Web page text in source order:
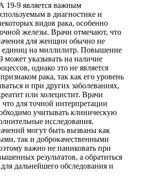
19-9 является важным
в диагностике и
видов рака, особенно
железы. Врачи отмечают, что
для женщин обычно не
на миллилитр. Повышение
может указывать на наличие
однако это не является
рака, так как его уровень
и при других заболеваниях,
или холецистит. Врачи
для точной интерпретации
учитывать клиническую
исследования.
могут быть вызваны как
так и доброкачественными
важно не паниковать при
результатов, а обратиться
дальнейшего обследования и